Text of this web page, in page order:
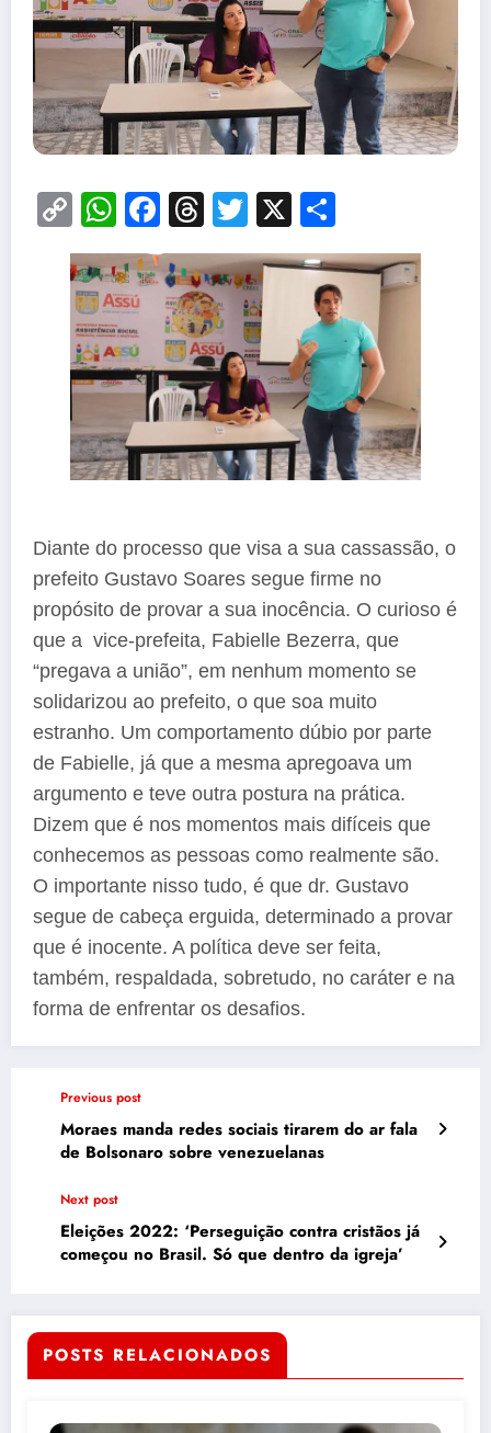
Copy
Link
WhatsApp
Facebook
Threads
Twitter
X
Diante do processo que visa a sua cassassão, o
prefeito Gustavo Soares segue firme no
propósito de provar a sua inocência. O curioso é
que a vice-prefeita, Fabielle Bezerra, que
“pregava a união”, em nenhum momento se
solidarizou ao prefeito, o que soa muito
estranho. Um comportamento dúbio por parte
de Fabielle, já que a mesma apregoava um
argumento e teve outra postura na prática.
Dizem que é nos momentos mais difíceis que
conhecemos as pessoas como realmente são.
O importante nisso tudo, é que dr. Gustavo
segue de cabeça erguida, determinado a provar
que é inocente. A política deve ser feita,
também, respaldada, sobretudo, no caráter e na
forma de enfrentar os desafios.
Previous post
Moraes manda redes sociais tirarem do ar fala
de Bolsonaro sobre venezuelanas
Next post
Eleições 2022: ‘Perseguição contra cristãos já
começou no Brasil. Só que dentro da igreja’
POSTS RELACIONADOS